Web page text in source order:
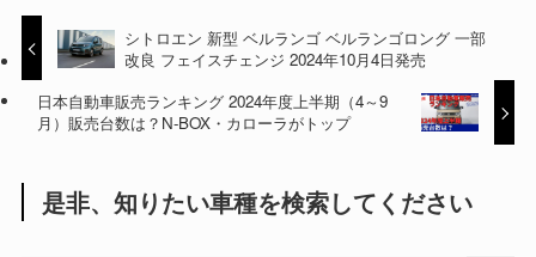
シトロエン 新型 ベルランゴ ベルランゴロング 一部
改良 フェイスチェンジ 2024年10月4日発売
日本自動車販売ランキング 2024年度上半期（4～9
月）販売台数は？N-BOX・カローラがトップ
是非、知りたい車種を検索してください